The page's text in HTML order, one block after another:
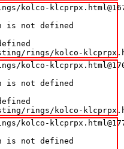
kolco-
is not defined
rings/kolco-
kolco-
is not defined
rings/kolco-
kolco-
is not defined